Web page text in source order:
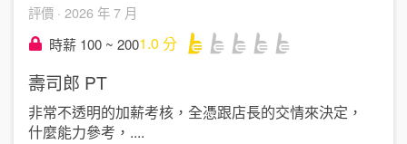
評價 · 2026 年 7 月
時薪 100 ~ 2001.0 分
壽司郎 PT
非常不透明的加薪考核，全憑跟店長的交情來決定，
什麼能力參考， ....